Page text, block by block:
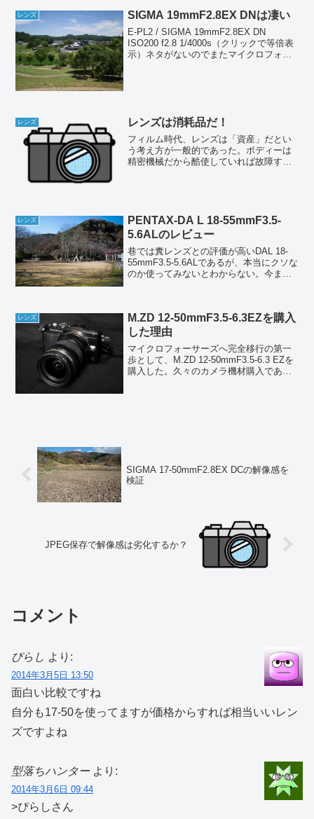
レンズ SIGMA 19mmF2.8EX DNは凄い
E-PL2 / SIGMA 19mmF2.8EX DN
ISO200 f2.8 1/4000s（クリックで等倍表
示）ネタがないのでまたマイクロフォー
レンズ レンズは消耗品だ！
フィルム時代、レンズは「資産」だとい
う考え方が一般的であった。ボディーは
精密機械だから酷使していれば故障する
レンズ
PENTAX-DA L 18-55mmF3.5-
5.6ALのレビュー
巷では糞レンズとの評価が高いDAL 18-
55mmF3.5-5.6ALであるが、本当にクソな
のか使ってみないとわからない。今まで3
い...
レンズ
M.ZD 12-50mmF3.5-6.3EZを購入
した理由
マイクロフォーサーズへ完全移行の第一
歩として、M.ZD 12-50mmF3.5-6.3 EZを
購入した。久々のカメラ機材購入であ
SIGMA 17-50mmF2.8EX DCの解像感を
検証
JPEG保存で解像感は劣化するか？
コメント
ぴらし より:
2014年3月5日 13:50
面白い比較ですね
自分も17-50を使ってますが価格からすれば相当いいレン
ズですよね
型落ちハンター より:
2014年3月6日 09:44
>ぴらしさん